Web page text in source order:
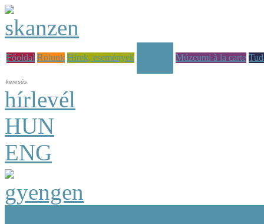
Főoldal Rólunk Hírek, események
Múzeumi à la carte
hírlevél
HUN
ENG